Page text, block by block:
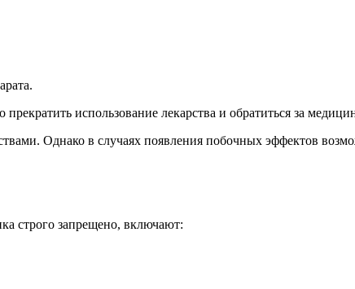
использование лекарства и обратиться за
Однако в случаях появления побочных эффектов
строго запрещено, включают: